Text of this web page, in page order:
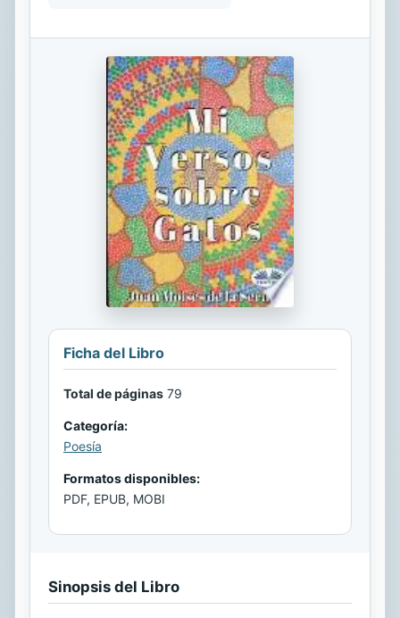
Ficha del Libro
Total de páginas 79
Categoría:
Poesía
Formatos disponibles:
PDF, EPUB, MOBI
Sinopsis del Libro